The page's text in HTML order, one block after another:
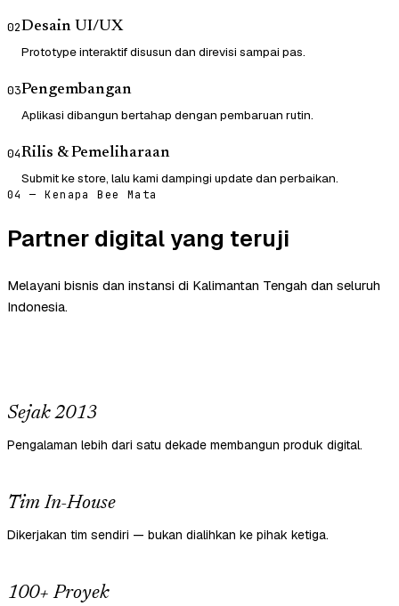
02Desain UI/UX
Prototype interaktif disusun dan direvisi sampai pas.
03Pengembangan
Aplikasi dibangun bertahap dengan pembaruan rutin.
04Rilis & Pemeliharaan
Submit ke store, lalu kami dampingi update dan perbaikan.
04 — Kenapa Bee Mata
Partner digital yang teruji
Melayani bisnis dan instansi di Kalimantan Tengah dan seluruh
Indonesia.
Sejak 2013
Pengalaman lebih dari satu dekade membangun produk digital.
Tim In-House
Dikerjakan tim sendiri — bukan dialihkan ke pihak ketiga.
100+ Proyek